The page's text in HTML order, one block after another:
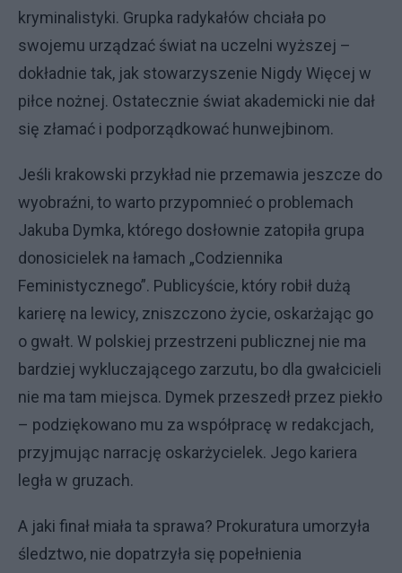
kryminalistyki. Grupka radykałów chciała po
swojemu urządzać świat na uczelni wyższej –
dokładnie tak, jak stowarzyszenie Nigdy Więcej w
piłce nożnej. Ostatecznie świat akademicki nie dał
się złamać i podporządkować hunwejbinom.
Jeśli krakowski przykład nie przemawia jeszcze do
wyobraźni, to warto przypomnieć o problemach
Jakuba Dymka, którego dosłownie zatopiła grupa
donosicielek na łamach „Codziennika
Feministycznego”. Publicyście, który robił dużą
karierę na lewicy, zniszczono życie, oskarżając go
o gwałt. W polskiej przestrzeni publicznej nie ma
bardziej wykluczającego zarzutu, bo dla gwałcicieli
nie ma tam miejsca. Dymek przeszedł przez piekło
– podziękowano mu za współpracę w redakcjach,
przyjmując narrację oskarżycielek. Jego kariera
legła w gruzach.
A jaki finał miała ta sprawa? Prokuratura umorzyła
śledztwo, nie dopatrzyła się popełnienia